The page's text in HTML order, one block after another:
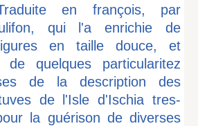
en françois, par
qui l'a enrichie de
en taille douce, et
de quelques particularitez
de la description des
de l'Isle d'Ischia tres-
la guérison de diverses